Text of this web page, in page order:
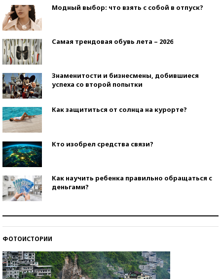
Модный выбор: что взять с собой в отпуск?
Самая трендовая обувь лета – 2026
Знаменитости и бизнесмены, добившиеся
успеха со второй попытки
Как защититься от солнца на курорте?
Кто изобрел средства связи?
Как научить ребенка правильно обращаться с
деньгами?
ФОТОИСТОРИИ